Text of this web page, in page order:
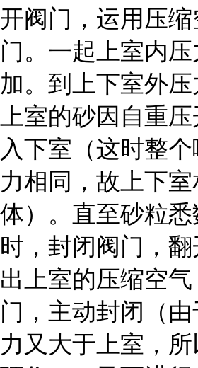
开阀门，运用压
门。一起上室内
加。到上下室外压
上室的砂因自重
入下室（这时整
力相同，故上下
体）。直至砂粒
时，封闭阀门，
出上室的压缩空
门，主动封闭（
力又大于上室，